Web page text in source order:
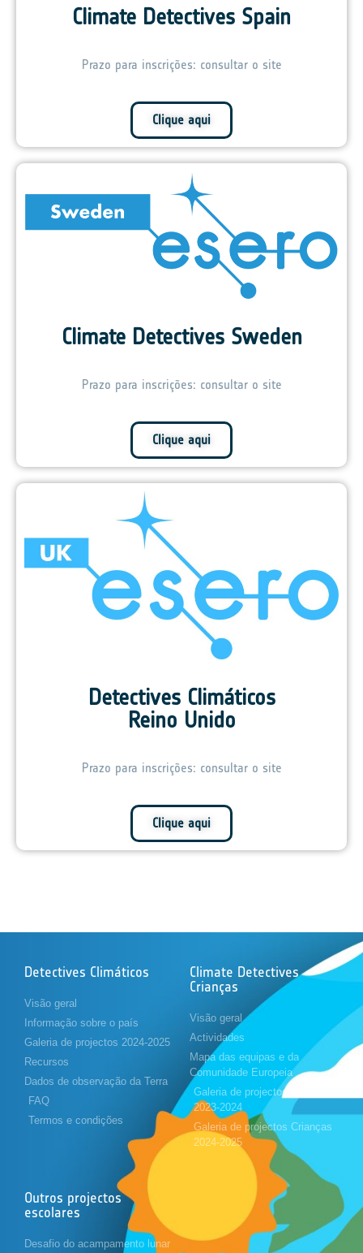
Climate Detectives Spain
Prazo para inscrições: consultar o site
Clique aqui
Climate Detectives Sweden
Prazo para inscrições: consultar o site
Clique aqui
Detectives Climáticos
Reino Unido
Prazo para inscrições: consultar o site
Clique aqui
Detectives Climáticos
Visão geral
Informação sobre o país
Galeria de projectos 2024-2025
Recursos
Dados de observação da Terra
FAQ
Termos e condições
Climate Detectives
Crianças
Visão geral
Actividades
Mapa das equipas e da
Comunidade Europeia
Galeria de projectos Crianças
2023-2024
Galeria de projectos Crianças
2024-2025
Outros projectos
escolares
Desafio do acampamento lunar